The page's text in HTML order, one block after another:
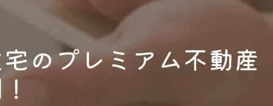
住み替え
のプレミアム不動産